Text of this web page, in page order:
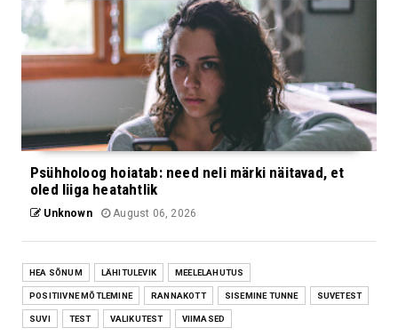
Psühholoog hoiatab: need neli märki näitavad, et
oled liiga heatahtlik
Unknown August 06, 2026
HEA SÕNUM LÄHITULEVIK MEELELAHUTUS
POSITIIVNE MÕTLEMINE RANNAKOTT SISEMINE TUNNE SUVETEST
SUVI TEST VALIKUTEST VIIMASED